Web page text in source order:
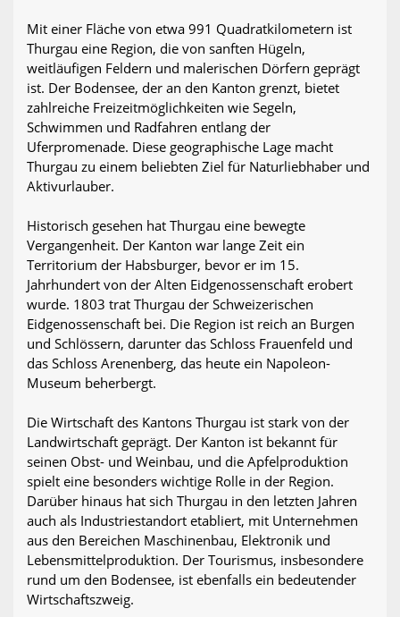
Mit einer Fläche von etwa 991 Quadratkilometern ist
Thurgau eine Region, die von sanften Hügeln,
weitläufigen Feldern und malerischen Dörfern geprägt
ist. Der Bodensee, der an den Kanton grenzt, bietet
zahlreiche Freizeitmöglichkeiten wie Segeln,
Schwimmen und Radfahren entlang der
Uferpromenade. Diese geographische Lage macht
Thurgau zu einem beliebten Ziel für Naturliebhaber und
Aktivurlauber.
Historisch gesehen hat Thurgau eine bewegte
Vergangenheit. Der Kanton war lange Zeit ein
Territorium der Habsburger, bevor er im 15.
Jahrhundert von der Alten Eidgenossenschaft erobert
wurde. 1803 trat Thurgau der Schweizerischen
Eidgenossenschaft bei. Die Region ist reich an Burgen
und Schlössern, darunter das Schloss Frauenfeld und
das Schloss Arenenberg, das heute ein Napoleon-
Museum beherbergt.
Die Wirtschaft des Kantons Thurgau ist stark von der
Landwirtschaft geprägt. Der Kanton ist bekannt für
seinen Obst- und Weinbau, und die Apfelproduktion
spielt eine besonders wichtige Rolle in der Region.
Darüber hinaus hat sich Thurgau in den letzten Jahren
auch als Industriestandort etabliert, mit Unternehmen
aus den Bereichen Maschinenbau, Elektronik und
Lebensmittelproduktion. Der Tourismus, insbesondere
rund um den Bodensee, ist ebenfalls ein bedeutender
Wirtschaftszweig.